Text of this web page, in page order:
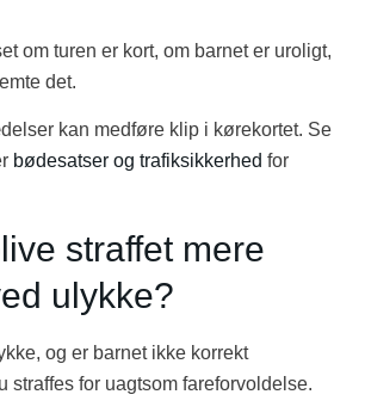
om turen er kort, om barnet er uroligt,
det.
kan medføre klip i kørekortet. Se
bødesatser og trafiksikkerhed for
straffet mere
ulykke?
og er barnet ikke korrekt
straffes for uagtsom fareforvoldelse.